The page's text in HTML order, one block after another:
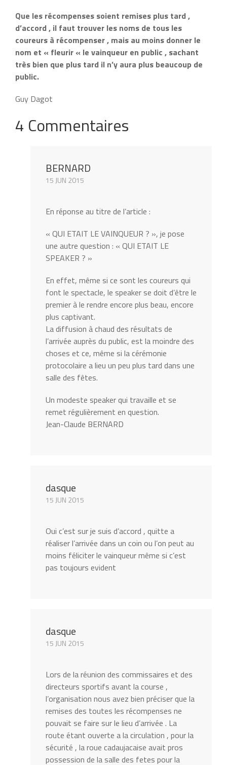
Que les récompenses soient remises plus tard ,
d’accord , il faut trouver les noms de tous les
coureurs à récompenser , mais au moins donner le
nom et « fleurir « le vainqueur en public , sachant
très bien que plus tard il n’y aura plus beaucoup de
public.
Guy Dagot
4 Commentaires
BERNARD
15 JUN 2015
En réponse au titre de l’article :
« QUI ETAIT LE VAINQUEUR ? », je pose
une autre question : « QUI ETAIT LE
SPEAKER ? »
En effet, même si ce sont les coureurs qui
font le spectacle, le speaker se doit d’être le
premier à le rendre encore plus beau, encore
plus captivant.
La diffusion à chaud des résultats de
l’arrivée auprès du public, est la moindre des
choses et ce, même si la cérémonie
protocolaire a lieu un peu plus tard dans une
salle des fêtes.
Un modeste speaker qui travaille et se
remet régulièrement en question.
Jean-Claude BERNARD
dasque
15 JUN 2015
Oui c’est sur je suis d’accord , quitte a
réaliser l’arrivée dans un coin ou l’on peut au
moins féliciter le vainqueur même si c’est
pas toujours evident
dasque
15 JUN 2015
Lors de la réunion des commissaires et des
directeurs sportifs avant la course ,
l’organisation nous avez bien préciser que la
remises des toutes les récompenses ne
pouvait se faire sur le lieu d’arrivée . La
route étant ouverte a la circulation , pour la
sécurité , la roue cadaujacaise avait pros
possession de la salle des fetes pour la